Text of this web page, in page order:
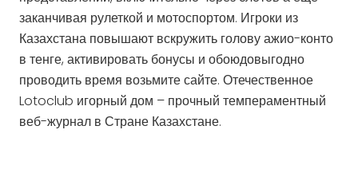
заканчивая рулеткой и мотоспортом. Игроки из
Казахстана повышают вскружить голову ажио-конто
в тенге, активировать бонусы и обоюдовыгодно
проводить время возьмите сайте. Отечественное
Lotoclub игорный дом – прочный темпераментный
веб-журнал в Стране Казахстане.